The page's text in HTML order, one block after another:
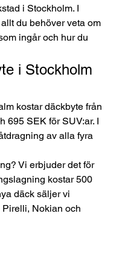
i Stockholm. I
du behöver veta om
ingår och hur du
i Stockholm
kostar däckbyte från
695 SEK för SUV:ar. I
av alla fyra
Vi erbjuder det för
kostar 500
däck säljer vi
Nokian och